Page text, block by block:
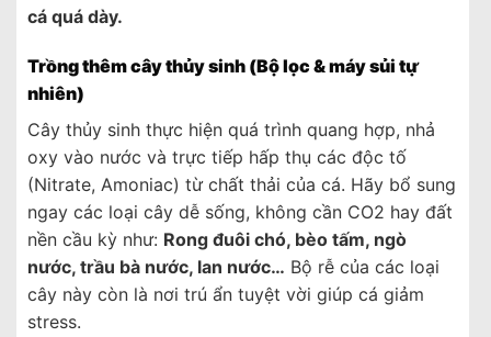
cá quá dày.
Trồng thêm cây thủy sinh (Bộ lọc & máy sủi tự
nhiên)
Cây thủy sinh thực hiện quá trình quang hợp, nhả
oxy vào nước và trực tiếp hấp thụ các độc tố
(Nitrate, Amoniac) từ chất thải của cá. Hãy bổ sung
ngay các loại cây dễ sống, không cần CO2 hay đất
nền cầu kỳ như: Rong đuôi chó, bèo tấm, ngò
nước, trầu bà nước, lan nước… Bộ rễ của các loại
cây này còn là nơi trú ẩn tuyệt vời giúp cá giảm
stress.